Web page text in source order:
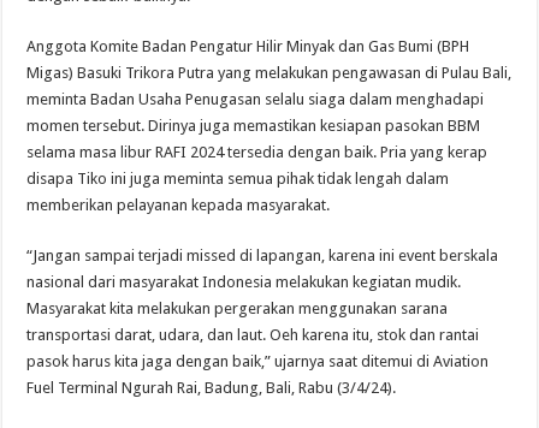
Anggota Komite Badan Pengatur Hilir Minyak dan Gas Bumi (BPH
Migas) Basuki Trikora Putra yang melakukan pengawasan di Pulau Bali,
meminta Badan Usaha Penugasan selalu siaga dalam menghadapi
momen tersebut. Dirinya juga memastikan kesiapan pasokan BBM
selama masa libur RAFI 2024 tersedia dengan baik. Pria yang kerap
disapa Tiko ini juga meminta semua pihak tidak lengah dalam
memberikan pelayanan kepada masyarakat.
“Jangan sampai terjadi missed di lapangan, karena ini event berskala
nasional dari masyarakat Indonesia melakukan kegiatan mudik.
Masyarakat kita melakukan pergerakan menggunakan sarana
transportasi darat, udara, dan laut. Oeh karena itu, stok dan rantai
pasok harus kita jaga dengan baik,” ujarnya saat ditemui di Aviation
Fuel Terminal Ngurah Rai, Badung, Bali, Rabu (3/4/24).